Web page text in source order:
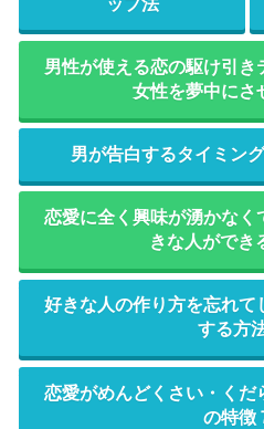
男性が使える恋の駆け引
女性を夢中にさ
男が告白するタイミン
恋愛に全く興味が湧かな
きな人ができ
好きな人の作り方を忘れ
する方
恋愛がめんどくさい・く
の特徴